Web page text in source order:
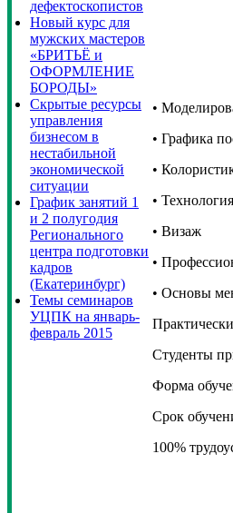
дефектоскопистов
Новый курс для
мужских мастеров
«БРИТЬЁ и
ОФОРМЛЕНИЕ
БОРОДЫ»
Скрытые ресурсы
управления
бизнесом в
нестабильной
экономической
ситуации
График занятий 1
и 2 полугодия
Регионального
центра подготовки
кадров
(Екатеринбург)
Темы семинаров
УЦПК на январь-
февраль 2015
•
• Графика
•
•
• Визаж
•
• Основы
Студенты
Форма
Срок
100%